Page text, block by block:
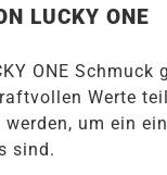
LUCKY ONE
ONE Schmuck
Werte
um ein
sind.